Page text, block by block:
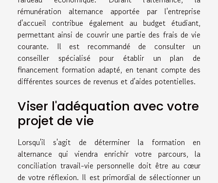
rémunération alternance apportée par l'entreprise
d'accueil contribue également au budget étudiant,
permettant ainsi de couvrir une partie des frais de vie
courante. Il est recommandé de consulter un
conseiller spécialisé pour établir un plan de
financement formation adapté, en tenant compte des
différentes sources de revenus et d'aides potentielles.
Viser l'adéquation avec votre
projet de vie
Lorsqu'il s'agit de déterminer la formation en
alternance qui viendra enrichir votre parcours, la
conciliation travail-vie personnelle doit être au cœur
de votre réflexion. Il est primordial de sélectionner un